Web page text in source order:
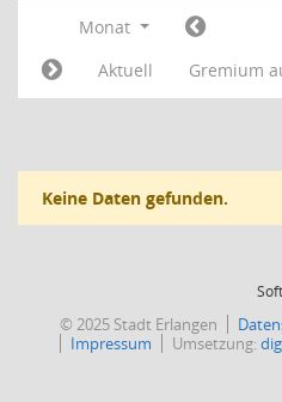
Monat
Aktuell
Gremium
Keine Daten gefunden.
© 2025 Stadt Erlangen
Impressum
Umsetzung: